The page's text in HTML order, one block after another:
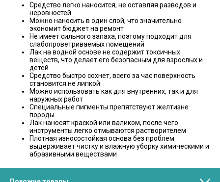
Средство легко наносится, не оставляя разводов и
неровностей
Можно наносить в один слой, что значительно
экономит бюджет на ремонт
Не имеет сильного запаха, поэтому подходит для
слабопроветриваемых помещений
Лак на водной основе не содержит токсичных
веществ, что делает его безопасным для взрослых и
детей
Средство быстро сохнет, всего за час поверхность
становится не липкой
Можно использовать как для внутренних, так и для
наружных работ
Специальные пигменты препятствуют желтизне
породы
Лак наносят краской или валиком, после чего
инструменты легко отмываются растворителем
Плотная износостойкая основа без проблем
выдерживает чистку и влажную уборку химическими и
абразивными веществами